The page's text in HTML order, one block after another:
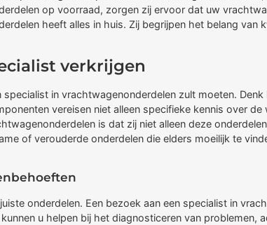
op voorraad, zorgen zij ervoor dat uw
heeft alles in huis. Zij begrijpen het belang van
verkrijgen
in vrachtwagenonderdelen zult moeten.
vereisen niet alleen specifieke kennis over
is dat zij niet alleen deze
of verouderde onderdelen die elders moeilijk te
onderdelen. Een bezoek aan een specialist in
u helpen bij het diagnosticeren van problemen,